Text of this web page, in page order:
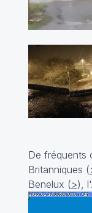
De fréquents
Britanniques (
Benelux (>),